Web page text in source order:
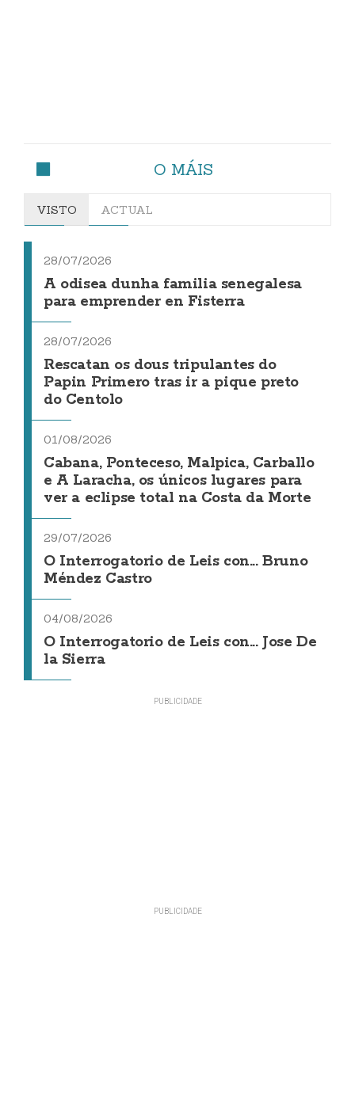
O MÁIS
VISTO ACTUAL
28/07/2026
A odisea dunha familia senegalesa
para emprender en Fisterra
28/07/2026
Rescatan os dous tripulantes do
Papin Primero tras ir a pique preto
do Centolo
01/08/2026
Cabana, Ponteceso, Malpica, Carballo
e A Laracha, os únicos lugares para
ver a eclipse total na Costa da Morte
29/07/2026
O Interrogatorio de Leis con... Bruno
Méndez Castro
04/08/2026
O Interrogatorio de Leis con... Jose De
la Sierra